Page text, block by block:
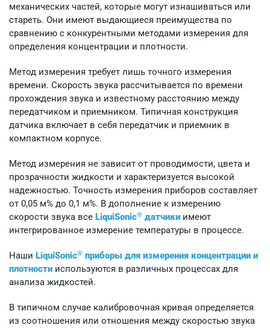
механических частей, которые могут изнашиваться или
стареть. Они имеют выдающиеся преимущества по
сравнению с конкурентными методами измерения для
определения концентрации и плотности.
Метод измерения требует лишь точного измерения
времени. Скорость звука рассчитывается по времени
прохождения звука и известному расстоянию между
передатчиком и приемником. Типичная конструкция
датчика включает в себя передатчик и приемник в
компактном корпусе.
Метод измерения не зависит от проводимости, цвета и
прозрачности жидкости и характеризуется высокой
надежностью. Точность измерения приборов составляет
от 0,05 м% до 0,1 м%. В дополнение к измерению
скорости звука все LiquiSonic® датчики имеют
интегрированное измерение температуры в процессе.
Наши LiquiSonic® приборы для измерения концентрации и
плотности используются в различных процессах для
анализа жидкостей.
В типичном случае калибровочная кривая определяется
из соотношения или отношения между скоростью звука